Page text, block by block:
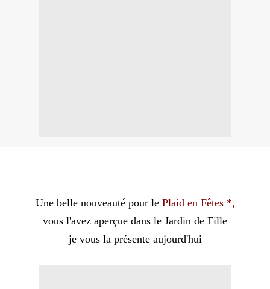
Une belle nouveauté pour le Plaid en Fêtes *,
vous l'avez aperçue dans le Jardin de Fille
je vous la présente aujourd'hui